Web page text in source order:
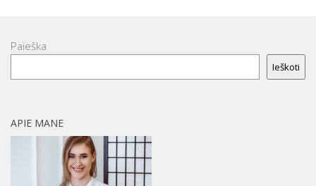
Paieška
Ieškoti
APIE MANE